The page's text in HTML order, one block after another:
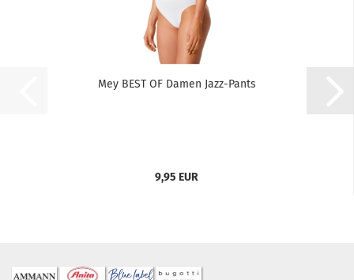
Mey BEST OF Damen Jazz-Pants
9,95 EUR